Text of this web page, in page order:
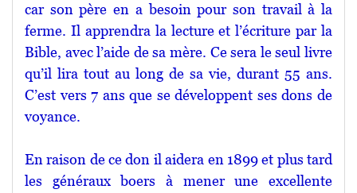
car son père en a besoin pour son travail à la
ferme. Il apprendra la lecture et l’écriture par la
Bible, avec l’aide de sa mère. Ce sera le seul livre
qu’il lira tout au long de sa vie, durant 55 ans.
C’est vers 7 ans que se développent ses dons de
voyance.
En raison de ce don il aidera en 1899 et plus tard
les généraux boers à mener une excellente